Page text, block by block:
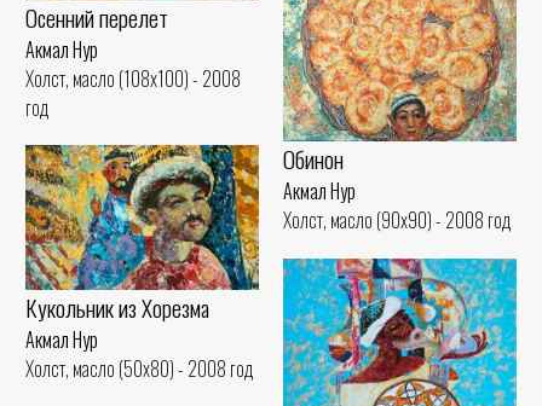
Осенний перелет
Акмал Нур
Холст, масло (108x100) - 2008
год
Обинон
Акмал Нур
Холст, масло (90x90) - 2008 год
Кукольник из Хорезма
Акмал Нур
Холст, масло (50x80) - 2008 год